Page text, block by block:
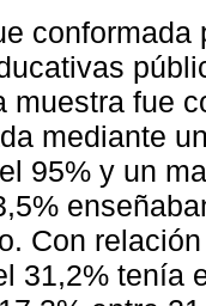
muestra fue
mediante
95% y un
Con
31,2% tenía